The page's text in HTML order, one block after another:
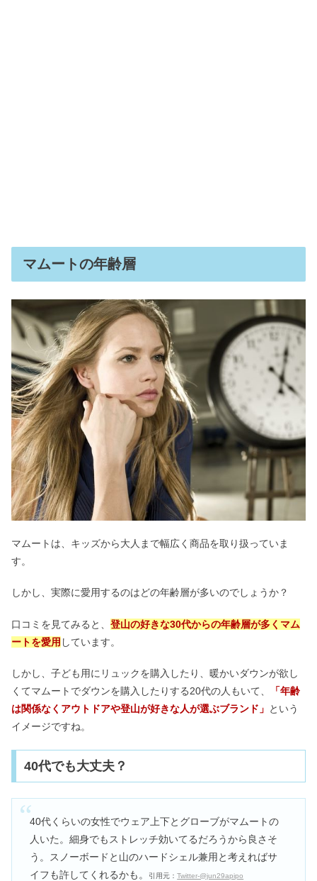
マムートの年齢層
マムートは、キッズから大人まで幅広く商品を取り扱っていま
す。
しかし、実際に愛用するのはどの年齢層が多いのでしょうか？
口コミを見てみると、 登山の好きな30代からの年齢層が多くマム
ートを愛用 しています。
しかし、子ども用にリュックを購入したり、暖かいダウンが欲し
くてマムートでダウンを購入したりする20代の人もいて、
「年齢
は関係なくアウトドアや登山が好きな人が選ぶブランド」 という
イメージですね。
40代でも大丈夫？
40代くらいの女性でウェア上下とグローブがマムートの
人いた。細身でもストレッチ効いてるだろうから良さそ
う。スノーボードと山のハードシェル兼用と考えればサ
イフも許してくれるかも。
引用元：Twitter-@jun29apipo